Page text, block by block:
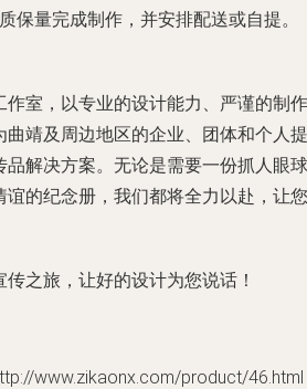
质保量完成制作，并安排配送或自提。
室，以专业的设计能力、严谨的制作
靖及周边地区的企业、团体和个人提
解决方案。无论是需要一份抓人眼球
的纪念册，我们都将全力以赴，让您
传之旅，让好的设计为您说话！
www.zikaonx.com/product/46.html